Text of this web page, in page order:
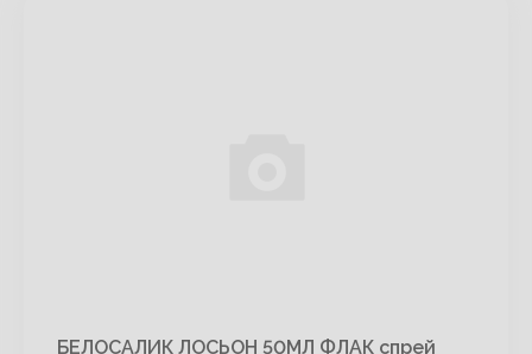
БЕЛОСАЛИК ЛОСЬОН 50МЛ ФЛАК спрей